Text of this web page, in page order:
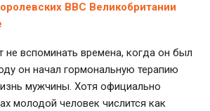
ВВС Великобритании
не вспоминать времена, когда он был
он начал гормональную терапию
мужчины. Хотя официально
молодой человек числится как